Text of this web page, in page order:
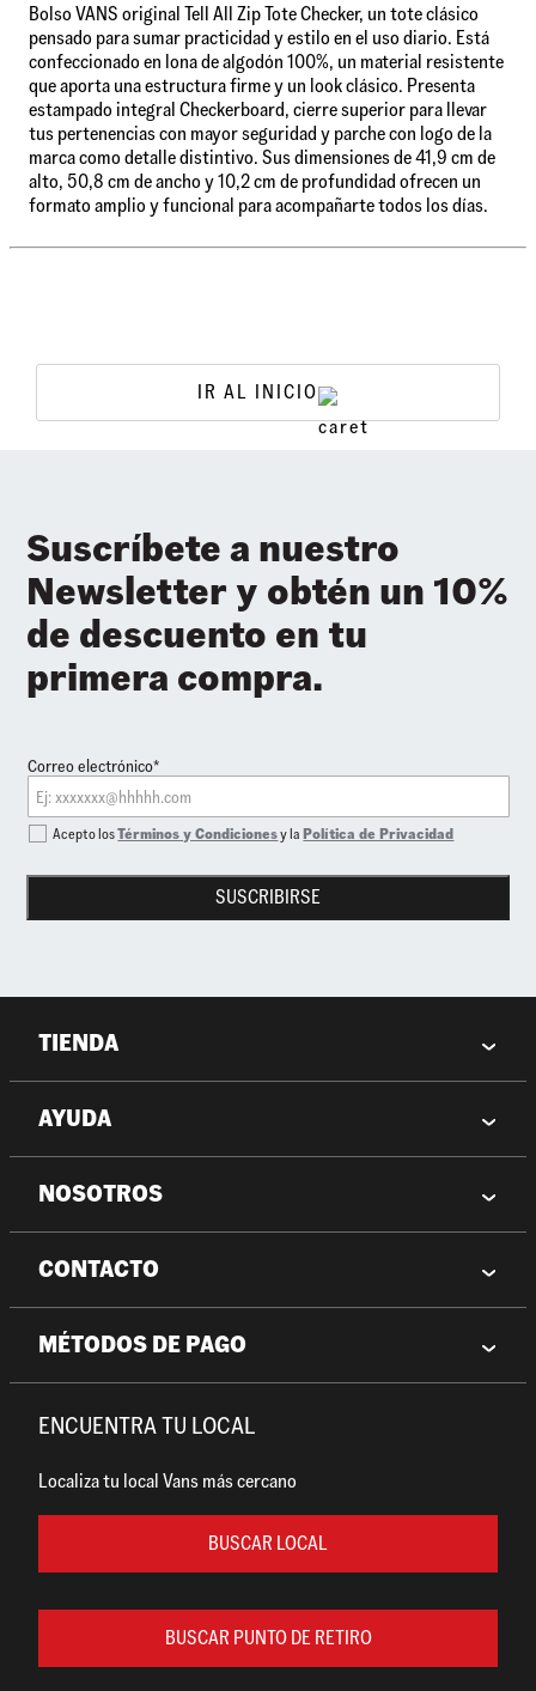
Bolso VANS original Tell All Zip Tote Checker, un tote clásico
pensado para sumar practicidad y estilo en el uso diario. Está
confeccionado en lona de algodón 100%, un material resistente
que aporta una estructura firme y un look clásico. Presenta
estampado integral Checkerboard, cierre superior para llevar
tus pertenencias con mayor seguridad y parche con logo de la
marca como detalle distintivo. Sus dimensiones de 41,9 cm de
alto, 50,8 cm de ancho y 10,2 cm de profundidad ofrecen un
formato amplio y funcional para acompañarte todos los días.
IR AL INICIO
Suscríbete a nuestro
Newsletter y obtén un 10%
de descuento en tu
primera compra.
Correo electrónico*
SUSCRIBIRSE
Acepto losTérminos y Condicionesy laPolítica de Privacidad
TIENDA
AYUDA
NOSOTROS
CONTACTO
MÉTODOS DE PAGO
ENCUENTRA TU LOCAL
Localiza tu local Vans más cercano
BUSCAR LOCAL
BUSCAR PUNTO DE RETIRO